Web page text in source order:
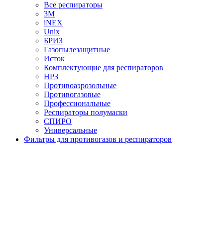
Все респираторы
3М
iNEX
Unix
БРИЗ
Газопылезащитные
Исток
Комплектующие для респираторов
НРЗ
Противоаэрозольные
Противогазовые
Профессиональные
Респираторы полумаски
СПИРО
Универсальные
Фильтры для противогазов и респираторов